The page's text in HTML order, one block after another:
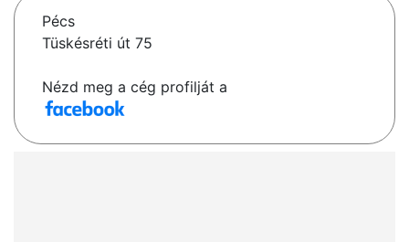
Pécs
Tüskésréti út 75
Nézd meg a cég profilját a